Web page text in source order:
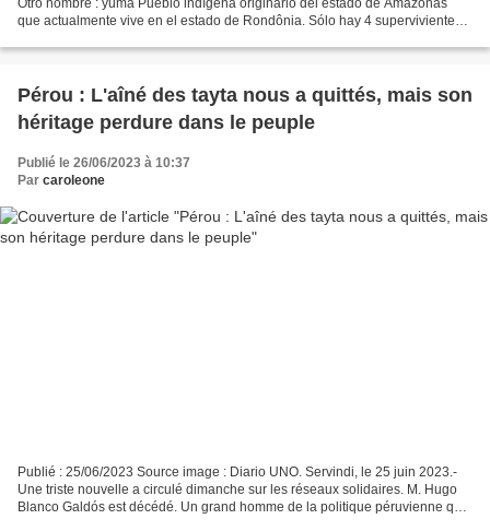
que actualmente vive en el estado de Rondônia. Sólo hay 4 supervivientes
Pérou : L'aîné des tayta nous a quittés, mais son
héritage perdure dans le peuple
Publié le 26/06/2023 à 10:37
Par caroleone
Publié : 25/06/2023 Source image : Diario UNO. Servindi, le 25 juin 2023.-
Une triste nouvelle a circulé dimanche sur les réseaux solidaires. M. Hugo
Blanco Galdós est décédé. Un grand homme de la politique péruvienne qui,